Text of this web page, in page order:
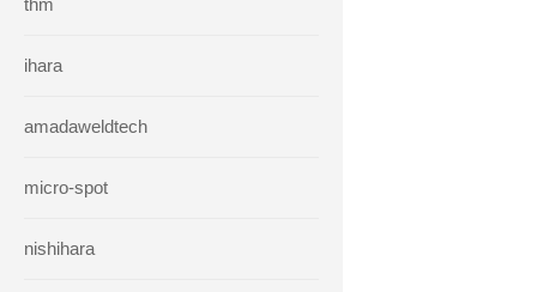
thm
ihara
amadaweldtech
micro-spot
nishihara